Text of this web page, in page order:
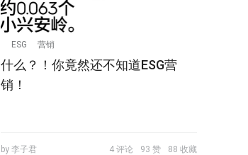
ESG 营销
什么？！你竟然还不知道ESG营
销！
by 李子君 4 评论 93 赞 88 收藏